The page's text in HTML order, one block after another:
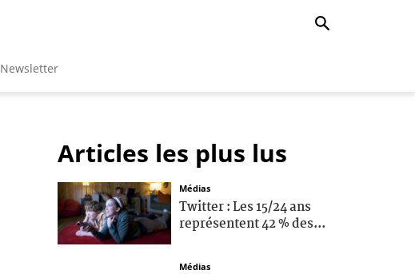
Newsletter
Articles les plus lus
Médias
Twitter : Les 15/24 ans
représentent 42 % des...
Médias